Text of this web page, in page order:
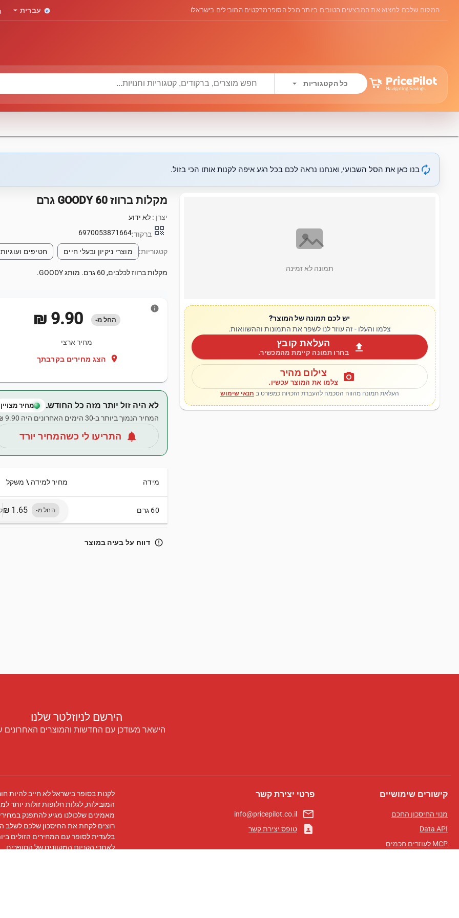
המקום שלכם למצוא את המבצעים הטובים ביותר מכל הסופרמרקטים המובילים בישראל! עברית arrow_drop_down
כל הקטגוריות arrow_drop_down
autorenew בנו כאן את הסל השבועי, ואנחנו נראה לכם בכל רגע איפה לקנות אותו הכי בזול.
תמונה לא זמינה
יש לכם תמונה של המוצר?
צלמו והעלו - זה עוזר לנו לשפר את התמונות וההשוואות.
upload העלאת קובץ
בחרו תמונה קיימת מהמכשיר.
photo_camera צילום מהיר
צלמו את המוצר עכשיו.
העלאת תמונה מהווה הסכמה להעברת הזכויות כמפורט ב תנאי שימוש
מקלות ברווז GOODY 60 גרם
יצרן :לא ידוע
qr_code ברקוד:6970053871664
קטגוריות: מוצרי ניקיון ובעלי חיים חטיפים ועוגיות
מקלות ברווז לכלבים, 60 גרם. מותג GOODY.
החל מ- ‏9.90 ‏₪
מחיר ארצי
location_on הצג מחירים בקרבתך
info
לא היה זול יותר מזה כל החודש. מחיר מצויין
המחיר הנמוך ביותר ב-30 הימים האחרונים היה ‏9.90 ‏₪.
notifications התריעו לי כשהמחיר יורד
מידה מחיר למידה \ משקל
60 גרם החל מ-
error_outline דווח על בעיה במוצר
הירשם לניוזלטר שלנו
הישאר מעודכן עם החדשות והמוצרים האחרונים
קישורים שימושיים
מנוי החיסכון החכם
Data API
MCP לעוזרים חכמים
פרטי יצירת קשר
mail_outline
info@pricepilot.co.il
contact_page טופס יצירת קשר
לקנות בסופר בישראל לא חייב להיות
המובילות, לגלות חלופות זולות יותר
מאמינים שלכולנו מגיע להתפנק
רוצים לקחת את החיסכון שלכם לשלב
בלעדית לסופר עם המחירים הזולים
לאתרי הקניות המקוונים של הסופרים.